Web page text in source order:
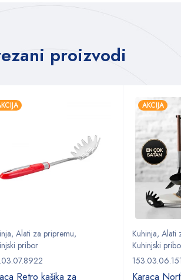
proizvodi
, Alati za pripremu,
pribor
Retro kašika za
AKCIJA
Kuhinja, Alati
Kuhinjski
Karaca